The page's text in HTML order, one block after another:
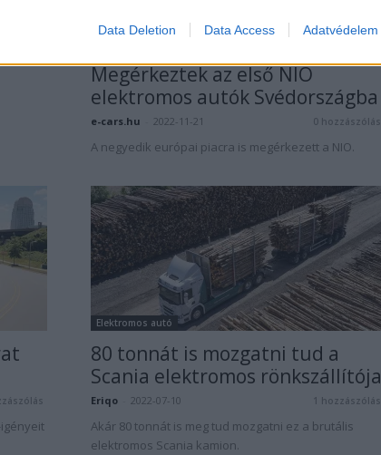
Data Deletion Data Access Adatvédelem
Megérkeztek az első NIO
elektromos autók Svédországba
e-cars.hu 2022-11-21 0 hozzászólás
A negyedik európai piacra is megérkezett a NIO.
Elektromos autó
80 tonnát is mozgatni tud a
Scania elektromos rönkszállítója
Eriqo 2022-07-10 1 hozzászólás
Akár 80 tonnát is meg tud mozgatni ez a brutális
elektromos Scania kamion.